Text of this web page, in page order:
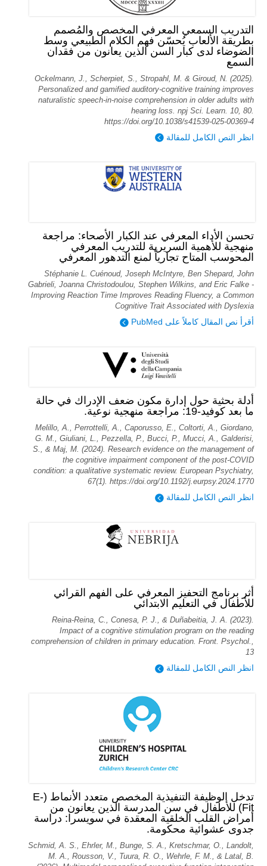
التدريب السمعي المعرفي المخصص والمُصمم
بطريقة الألعاب يُحسّن فهم الكلام الطبيعي وسط
الضوضاء لدى كبار السن الذين يعانون من فقدان
السمع
Ockelmann, J., Scherpiet, S., Stropahl, M. & Giroud, N. (2025).
Personalized and gamified auditory-cognitive training improves
naturalistic speech-in-noise comprehension in older adults with
hearing loss. npj Sci. Learn. 10, 80.
https://doi.org/10.1038/s41539-025-00369-4
انظر النص الكامل للمقالة
تحسن الأداء المعرفي عند الكبار الأصحاء: مراجعة
منهجية للأهمية السريرية للتدريب المعرفي
المحوسب المتاح تجارياً لمنع التدهور المعرفي
Stéphanie L. Cuénoud, Joseph McIntyre, Ben Shepard, John
Gabrieli, Joanna Christodoulou, Stephen Wilkins, and Eric Falke -
Improving Reaction Time Improves Reading Fluency, a Common
Cognitive Trait Associated with Dyslexia
أقرأ نص المقال كاملاً على PubMed
أدلة بحثية حول إدارة مكون ضعف الإدراك في حالة
ما بعد كوفيد-19: مراجعة منهجية نوعية.
Melillo, A., Perrottelli, A., Caporusso, E., Coltorti, A., Giordano,
G. M., Giuliani, L., Pezzella, P., Bucci, P., Mucci, A., Galderisi,
S., & Maj, M. (2024). Research evidence on the management of
the cognitive impairment component of the post-COVID
condition: a qualitative systematic review. European Psychiatry,
67(1). https://doi.org/10.1192/j.eurpsy.2024.1770
انظر النص الكامل للمقالة
أثر برنامج التحفيز المعرفي على الفهم القرائي
للأطفال في التعليم الابتدائي
Reina-Reina, C., Conesa, P. J., & Duñabeitia, J. A. (2023).
Impact of a cognitive stimulation program on the reading
comprehension of children in primary education. Front. Psychol.,
13
انظر النص الكامل للمقالة
تدخل الوظيفة التنفيذية المخصص متعدد الأنماط (E-
Fit) للأطفال في سن المدرسة الذين يعانون من
أمراض القلب الخلقية المعقدة في سويسرا: دراسة
جدوى عشوائية محكومة.
Schmid, A. S., Ehrler, M., Bunge, S. A., Kretschmar, O., Landolt,
M. A., Rousson, V., Tuura, R. O., Wehrle, F. M., & Latal, B.